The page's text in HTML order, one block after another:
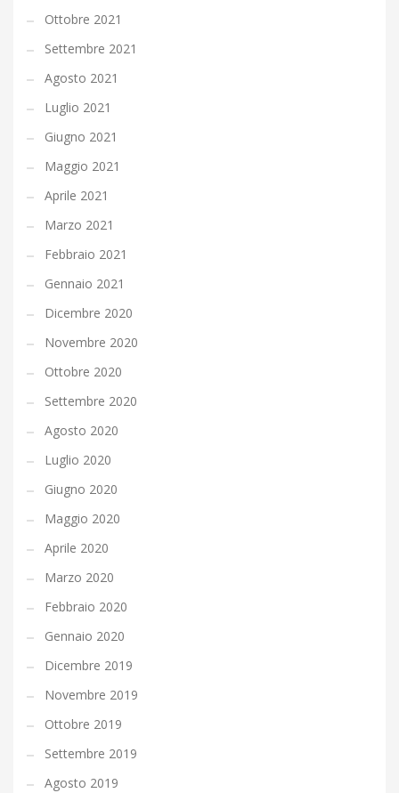
Ottobre 2021
Settembre 2021
Agosto 2021
Luglio 2021
Giugno 2021
Maggio 2021
Aprile 2021
Marzo 2021
Febbraio 2021
Gennaio 2021
Dicembre 2020
Novembre 2020
Ottobre 2020
Settembre 2020
Agosto 2020
Luglio 2020
Giugno 2020
Maggio 2020
Aprile 2020
Marzo 2020
Febbraio 2020
Gennaio 2020
Dicembre 2019
Novembre 2019
Ottobre 2019
Settembre 2019
Agosto 2019